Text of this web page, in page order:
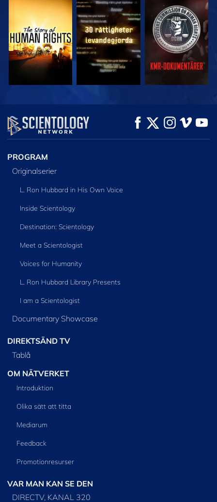
TITTA TITTA TITTA
TITTA
UTFORSKA
SERIEN
PROGRAM
Originalserier
L. Ron Hubbard in His Own Voice
Inside Scientology
Destination: Scientology
Meet a Scientologist
Voices for Humanity
L. Ron Hubbard Library Presents
I am a Scientologist
Documentary Showcase
DIREKTSÄND TV
Tablå
OM NÄTVERKET
Introduktion
Olika sätt att titta
Mediarum
Feedback
Promotionresurser
VAR MAN KAN SE DEN
DIRECTV, KANAL 320